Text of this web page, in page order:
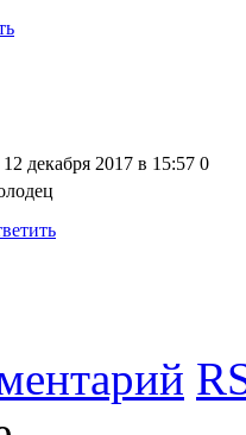
12 декабря 2017 в 15:57 0